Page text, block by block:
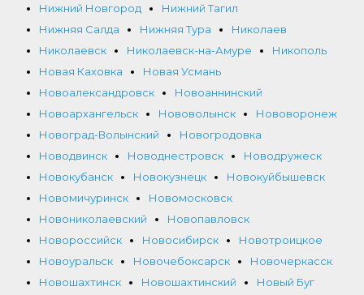
Нижний Новгород
Нижний Тагил
Нижняя Салда
Нижняя Тура
Николаев
Николаевск
Николаевск-на-Амуре
Никополь
Новая Каховка
Новая Усмань
Новоалександровск
Новоаннинский
Новоархангельск
Нововолынск
Нововоронеж
Новоград-Волынский
Новогродовка
Новодвинск
Новоднестровск
Новодружеск
Новокубанск
Новокузнецк
Новокуйбышевск
Новомичуринск
Новомосковск
Новониколаевский
Новопавловск
Новороссийск
Новосибирск
Новотроицкое
Новоуральск
Новочебоксарск
Новочеркасск
Новошахтинск
Новошахтинский
Новый Буг